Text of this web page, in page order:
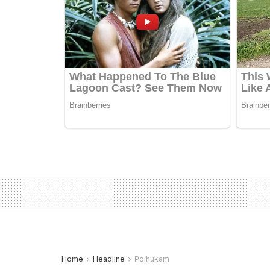
Home Headline Polhukam